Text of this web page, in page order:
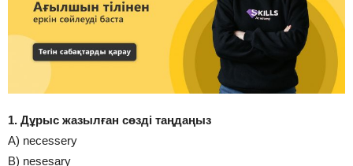
1. Дұрыс жазылған сөзді таңдаңыз
A) necessery
B) nesesary